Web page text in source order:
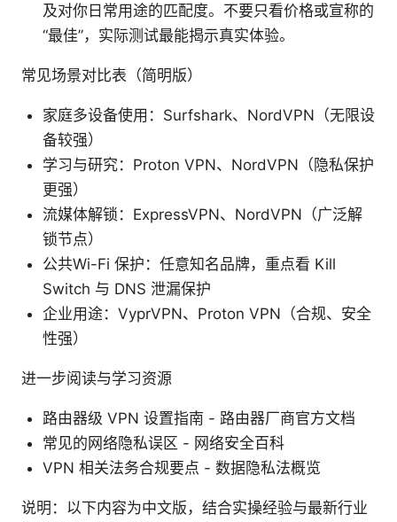
及对你日常用途的匹配度。不要只看价格或宣称的
“最佳”，实际测试最能揭示真实体验。
常见场景对比表（简明版）
家庭多设备使用：Surfshark、NordVPN（无限设
备较强）
学习与研究：Proton VPN、NordVPN（隐私保护
更强）
流媒体解锁：ExpressVPN、NordVPN（广泛解
锁节点）
公共Wi-Fi 保护：任意知名品牌，重点看 Kill
Switch 与 DNS 泄漏保护
企业用途：VyprVPN、Proton VPN（合规、安全
性强）
进一步阅读与学习资源
路由器级 VPN 设置指南 - 路由器厂商官方文档
常见的网络隐私误区 - 网络安全百科
VPN 相关法务合规要点 - 数据隐私法概览
说明：以下内容为中文版，结合实操经验与最新行业